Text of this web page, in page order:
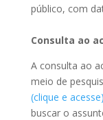
público, com
Consulta ao
A consulta ao
meio de
(clique e acesse)
buscar o